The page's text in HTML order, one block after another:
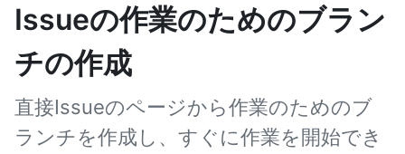
Issueの作業のためのブラン
チの作成
直接Issueのページから作業のためのブ
ランチを作成し、すぐに作業を開始でき